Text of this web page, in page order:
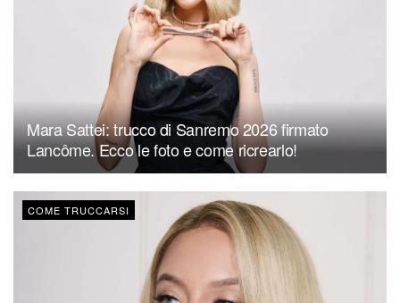
Mara Sattei: trucco di Sanremo 2026 firmato
Lancôme. Ecco le foto e come ricrearlo!
COME TRUCCARSI